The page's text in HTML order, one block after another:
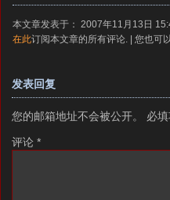
本文章发表于： 2007年11月13日
在此订阅本文章的所有评论. | 您也可以
发表回复
您的邮箱地址不会被公开。 必
评论 *